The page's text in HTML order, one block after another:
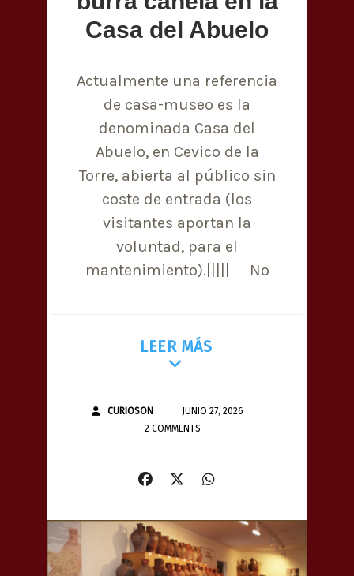
Casa del Abuelo
Actualmente una referencia
de casa-museo es la
denominada Casa del
Abuelo, en Cevico de la
Torre, abierta al público sin
coste de entrada (los
visitantes aportan la
voluntad, para el
mantenimiento).||||| No
LEER MÁS
CURIOSON
JUNIO 27, 2026
2 COMMENTS